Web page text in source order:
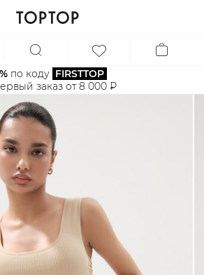
по коду FIRSTTOP
заказ от 8 000 ₽